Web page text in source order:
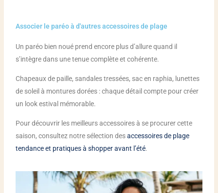
Associer le paréo à d'autres accessoires de plage
Un paréo bien noué prend encore plus d’allure quand il
s’intègre dans une tenue complète et cohérente.
Chapeaux de paille, sandales tressées, sac en raphia, lunettes
de soleil à montures dorées : chaque détail compte pour créer
un look estival mémorable.
Pour découvrir les meilleurs accessoires à se procurer cette
saison, consultez notre sélection des accessoires de plage
tendance et pratiques à shopper avant l’été.